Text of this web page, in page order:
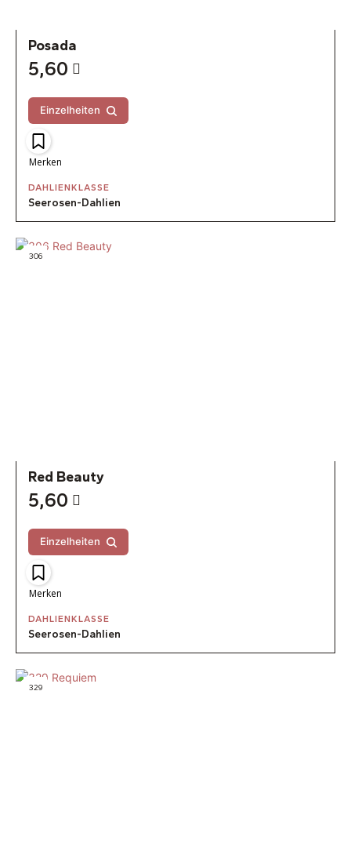
Posada
5,60
Einzelheiten
Merken
DAHLIENKLASSE
Seerosen-Dahlien
306
Red Beauty
5,60
Einzelheiten
Merken
DAHLIENKLASSE
Seerosen-Dahlien
329